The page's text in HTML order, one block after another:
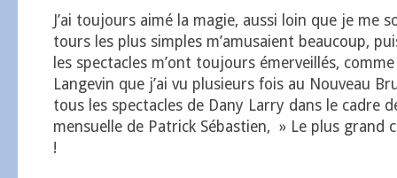
J’ai toujours aimé la magie, aussi loin que je me
tours les plus simples m’amusaient beaucoup,
les spectacles m’ont toujours émerveillés,
Langevin que j’ai vu plusieurs fois au Nouveau
tous les spectacles de Dany Larry dans le cadre
mensuelle de Patrick Sébastien, » Le plus grand
!